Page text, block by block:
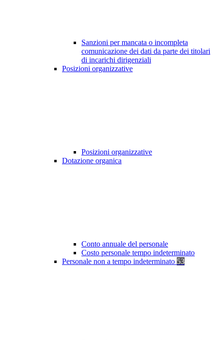
Sanzioni per mancata o incompleta
comunicazione dei dati da parte dei titolari
di incarichi dirigenziali
Posizioni organizzative
Posizioni organizzative
Dotazione organica
Conto annuale del personale
Costo personale tempo indeterminato
Personale non a tempo indeterminato 53